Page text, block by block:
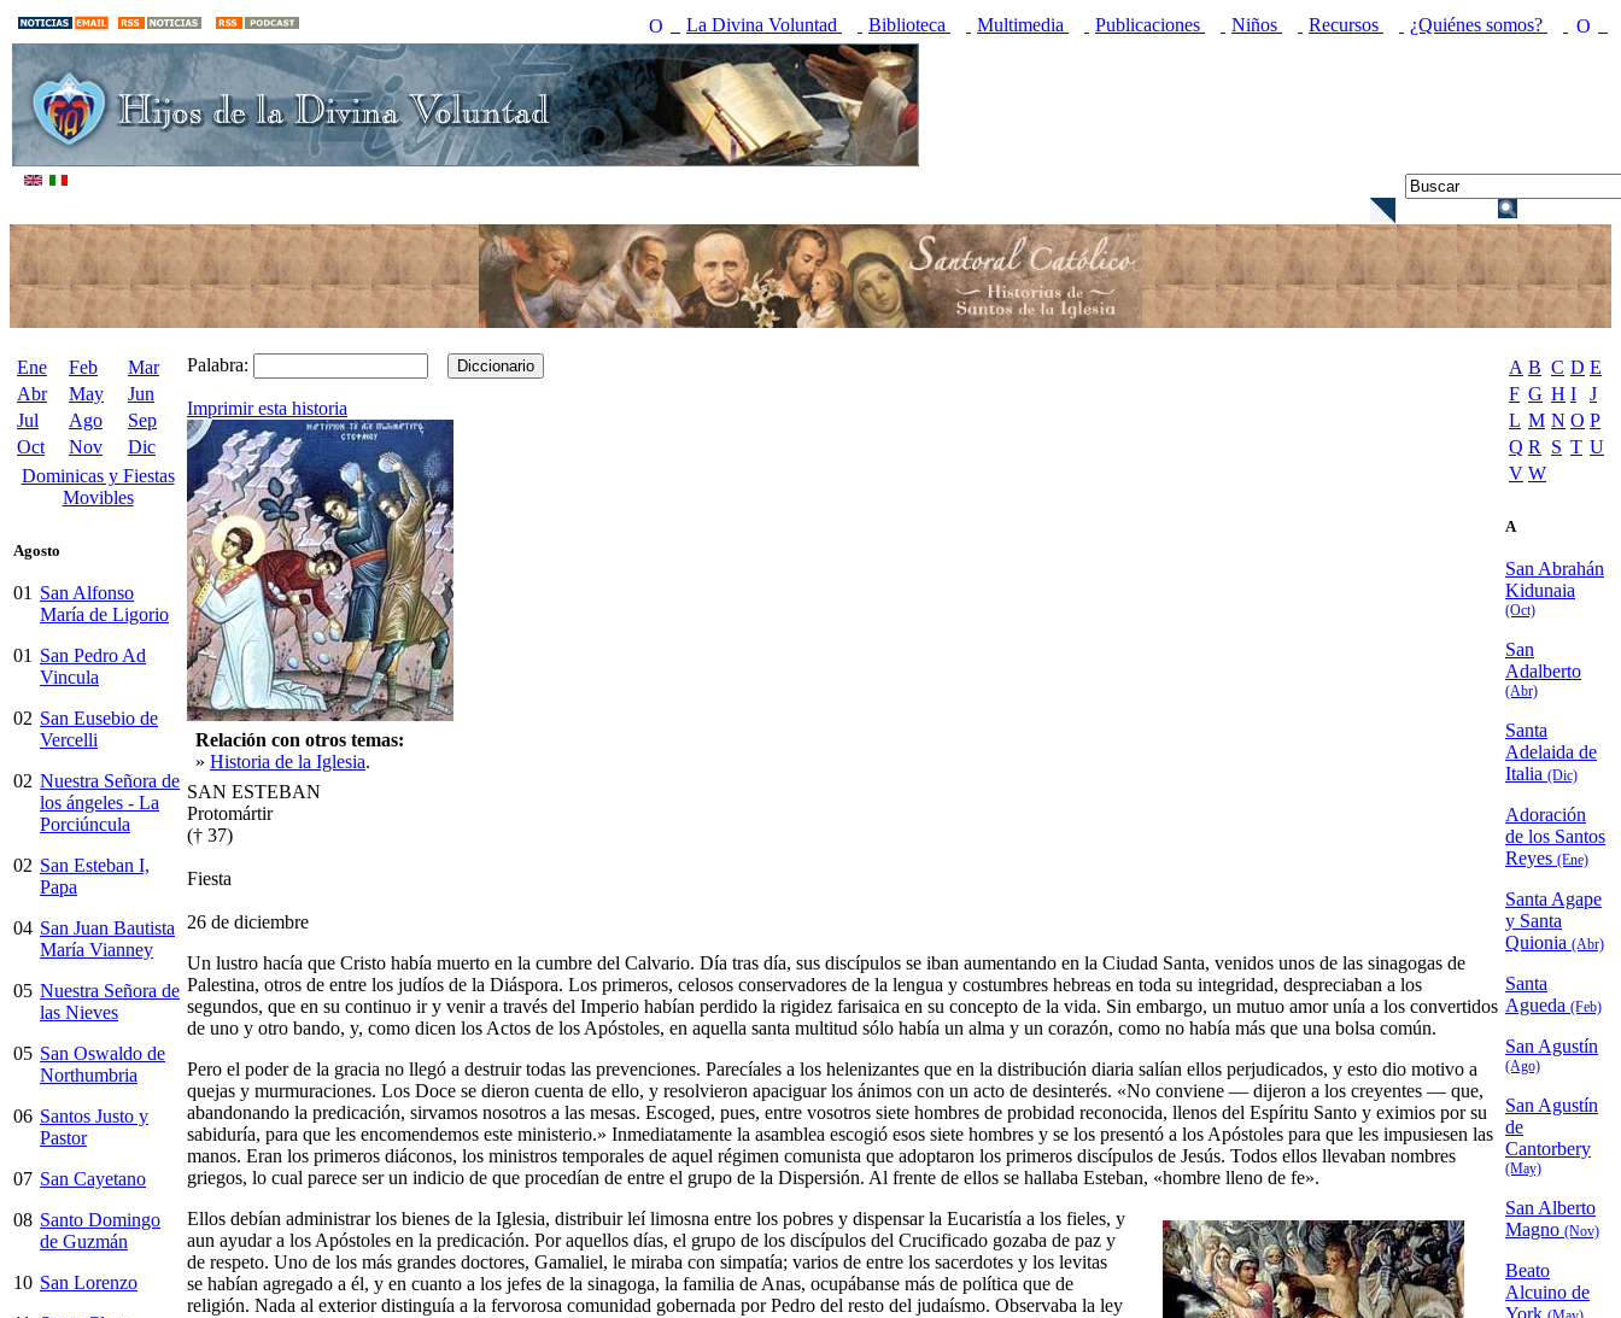
La Divina Voluntad Biblioteca Multimedia Publicaciones Niños Recursos ¿Quiénes somos?
Ene Feb
Mar
Abr
May
Jun
Jul
Ago
Sep
Oct
Nov
Dic
Dominicas y Fiestas
Movibles
Agosto
01 San Alfonso
María de Ligorio
01 San Pedro Ad
Vincula
02 San Eusebio de
Vercelli
02 Nuestra Señora de
los ángeles - La
Porciúncula
02 San Esteban I,
Papa
04 San Juan Bautista
María Vianney
05 Nuestra Señora de
las Nieves
05 San Oswaldo de
Northumbria
06 Santos Justo y
Pastor
07 San Cayetano
08 Santo Domingo
de Guzmán
10 San Lorenzo
Palabra:
Imprimir esta historia
Relación con otros temas:
» Historia de la Iglesia.
SAN ESTEBAN
Protomártir
(† 37)
Fiesta
26 de diciembre
Un lustro hacía que Cristo había muerto en la cumbre del Calvario. Día tras día, sus discípulos se iban aumentando en la Ciudad Santa, venidos unos de las sinagogas de
Palestina, otros de entre los judíos de la Diáspora. Los primeros, celosos conservadores de la lengua y costumbres hebreas en toda su integridad, despreciaban a los
segundos, que en su continuo ir y venir a través del Imperio habían perdido la rigidez farisaica en su concepto de la vida. Sin embargo, un mutuo amor unía a los convertidos
de uno y otro bando, y, como dicen los Actos de los Apóstoles, en aquella santa multitud sólo había un alma y un corazón, como no había más que una bolsa común.
Pero el poder de la gracia no llegó a destruir todas las prevenciones. Parecíales a los helenizantes que en la distribución diaria salían ellos perjudicados, y esto dio motivo a
quejas y murmuraciones. Los Doce se dieron cuenta de ello, y resolvieron apaciguar los ánimos con un acto de desinterés. «No conviene — dijeron a los creyentes — que,
abandonando la predicación, sirvamos nosotros a las mesas. Escoged, pues, entre vosotros siete hombres de probidad reconocida, llenos del Espíritu Santo y eximios por su
sabiduría, para que les encomendemos este ministerio.» Inmediatamente la asamblea escogió esos siete hombres y se los presentó a los Apóstoles para que les impusiesen las
manos. Eran los primeros diáconos, los ministros temporales de aquel régimen comunista que adoptaron los primeros discípulos de Jesús. Todos ellos llevaban nombres
griegos, lo cual parece ser un indicio de que procedían de entre el grupo de la Dispersión. Al frente de ellos se hallaba Esteban, «hombre lleno de fe».
Ellos debían administrar los bienes de la Iglesia, distribuir leí limosna entre los pobres y dispensar la Eucaristía a los fieles, y
aun ayudar a los Apóstoles en la predicación. Por aquellos días, el grupo de los discípulos del Crucificado gozaba de paz y
de respeto. Uno de los más grandes doctores, Gamaliel, le miraba con simpatía; varios de entre los sacerdotes y los levitas
se habían agregado a él, y en cuanto a los jefes de la sinagoga, la familia de Anas, ocupábanse más de política que de
religión. Nada al exterior distinguía a la fervorosa comunidad gobernada por Pedro del resto del judaísmo. Observaba la ley
A B C D E
F G H I
J
L M N O P
Q R S T U
V W
A
San Abrahán
Kidunaia
(Oct)
San
Adalberto
(Abr)
Santa
Adelaida de
Italia (Dic)
Adoración
de los Santos
Reyes (Ene)
Santa Agape
y Santa
Quionia (Abr)
Santa
Agueda (Feb)
San Agustín
(Ago)
San Agustín
de
Cantorbery
(May)
San Alberto
Magno (Nov)
Beato
Alcuino de